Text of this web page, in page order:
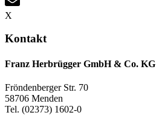
X
Kontakt
Franz Herbrügger GmbH & Co. KG
Fröndenberger Str. 70
58706 Menden
Tel. (02373) 1602-0